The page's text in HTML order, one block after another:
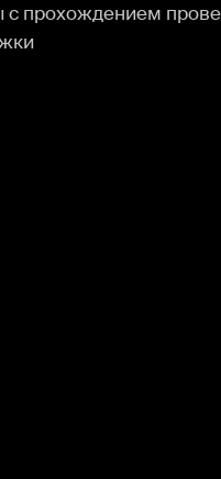
с прохождением